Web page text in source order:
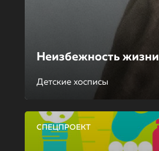
Неизбежность жизни
Детские хосписы
СПЕЦПРОЕКТ